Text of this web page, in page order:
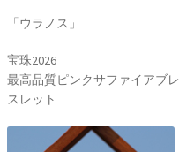
「ウラノス」
宝珠2026
最高品質ピンクサファイアブレ
スレット